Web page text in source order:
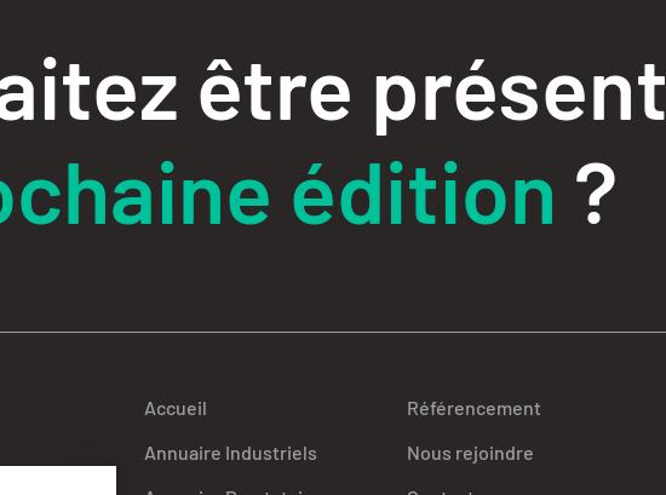
être présent
édition ?
Accueil
Annuaire Industriels
Référencement
Nous rejoindre